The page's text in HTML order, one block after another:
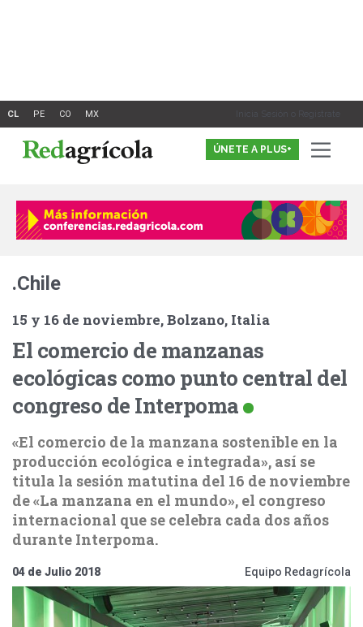
Inicia Sesión o Registrate
ÚNETE A PLUS+
.Chile
15 y 16 de noviembre, Bolzano, Italia
El comercio de manzanas
ecológicas como punto central del
congreso de Interpoma
«El comercio de la manzana sostenible en la
producción ecológica e integrada», así se
titula la sesión matutina del 16 de noviembre
de «La manzana en el mundo», el congreso
internacional que se celebra cada dos años
durante Interpoma.
04 de Julio 2018 Equipo Redagrícola